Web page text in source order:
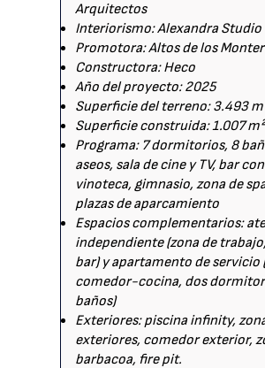
Arquitectos
Interiorismo: Alexandra Studio
Promotora: Altos de los
Constructora: Heco
Año del proyecto: 2025
Superficie del terreno: 3.493
Superficie construida: 1.007 m²
Programa: 7 dormitorios, 8
aseos, sala de cine y TV, bar con
vinoteca, gimnasio, zona de
plazas de aparcamiento
Espacios complementarios:
independiente (zona de
bar) y apartamento de servicio
comedor-cocina, dos
baños)
Exteriores: piscina infinity,
exteriores, comedor exterior,
barbacoa, fire pit.